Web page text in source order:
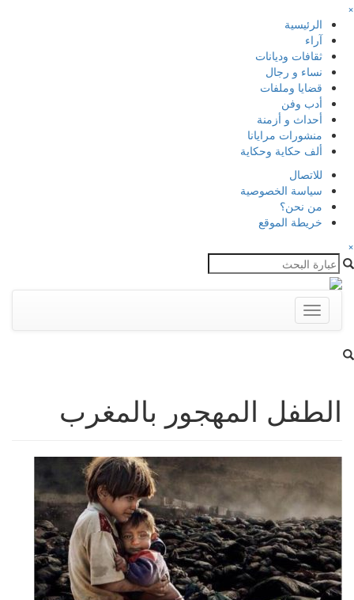
×
الرئيسية
آراء
ثقافات وديانات
نساء و رجال
قضايا وملفات
أدب وفن
أحداث و أزمنة
منشورات مرايانا
ألف حكاية وحكاية
للاتصال
سياسة الخصوصية
من نحن؟
خريطة الموقع
×
Toggle
navigation
الطفل المهجور بالمغرب